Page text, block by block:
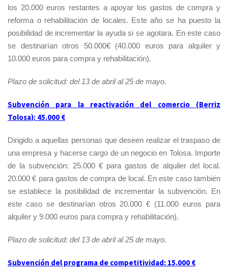
los 20.000 euros restantes a apoyar los gastos de compra y
reforma o rehabilitación de locales. Este año se ha puesto la
posibilidad de incrementar la ayuda si se agotara. En este caso
se destinarían otros 50.000€ (40.000 euros para alquiler y
10.000 euros para compra y rehabilitación).
Plazo de solicitud: del 13 de abril al 25 de mayo.
Subvención para la reactivación del comercio (Berriz
Tolosa): 45.000 €
Dirigido a aquellas personas que deseen realizar el traspaso de
una empresa y hacerse cargo de un negocio en Tolosa. Importe
de la subvención: 25.000 € para gastos de alquiler del local.
20.000 € para gastos de compra de local. En este caso también
se establece la posibilidad de incrementar la subvención. En
este caso se destinarían otros 20.000 € (11.000 euros para
alquiler y 9.000 euros para compra y rehabilitación).
Plazo de solicitud: del 13 de abril al 25 de mayo.
Subvención del programa de competitividad: 15.000 €